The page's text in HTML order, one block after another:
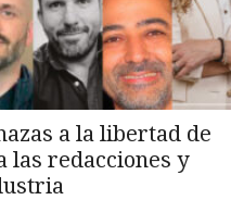
a la libertad de
las redacciones y